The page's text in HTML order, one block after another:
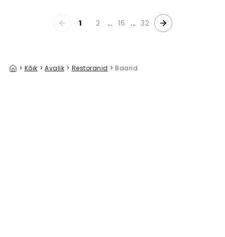
1 2 ... 16 ... 32
> Kõik > Avalik > Restoranid > Baarid